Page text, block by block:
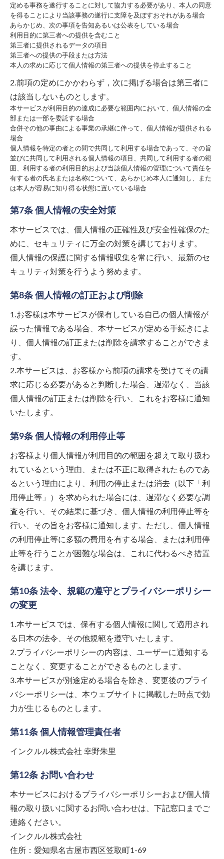
定める事務を遂行することに対して協力する必要があり、本人の同意
を得ることにより当該事務の遂行に支障を及ぼすおそれがある場合
あらかじめ、次の事項を告知あるいは公表をしている場合
利用目的に第三者への提供を含むこと
第三者に提供されるデータの項目
第三者への提供の手段または方法
本人の求めに応じて個人情報の第三者への提供を停止すること
2.前項の定めにかかわらず，次に掲げる場合は第三者に
は該当しないものとします。
本サービスが利用目的の達成に必要な範囲内において、個人情報の全
部または一部を委託する場合
合併その他の事由による事業の承継に伴って、個人情報が提供される
場合
個人情報を特定の者との間で共同して利用する場合であって、その旨
並びに共同して利用される個人情報の項目、共同して利用する者の範
囲、利用する者の利用目的および当該個人情報の管理について責任を
有する者の氏名または名称について、あらかじめ本人に通知し、また
は本人が容易に知り得る状態に置いている場合
第7条 個人情報の安全対策
本サービスでは、個人情報の正確性及び安全性確保のた
めに、セキュリティに万全の対策を講じております。
個人情報の保護に関する情報収集を常に行い、最新のセ
キュリティ対策を行うよう努めます。
第8条 個人情報の訂正および削除
1.お客様は本サービスが保有している自己の個人情報が
誤った情報である場合、本サービスが定める手続きによ
り、個人情報の訂正または削除を請求することができま
す。
2.本サービスは、お客様から前項の請求を受けてその請
求に応じる必要があると判断した場合、遅滞なく、当該
個人情報の訂正または削除を行い、これをお客様に通知
いたします。
第9条 個人情報の利用停止等
お客様より個人情報が利用目的の範囲を超えて取り扱わ
れているという理由、または不正に取得されたものであ
るという理由により、利用の停止または消去（以下「利
用停止等」）を求められた場合には、遅滞なく必要な調
査を行い、その結果に基づき、個人情報の利用停止等を
行い、その旨をお客様に通知します。ただし、個人情報
の利用停止等に多額の費用を有する場合、または利用停
止等を行うことが困難な場合は、これに代わるべき措置
を講じます。
第10条 法令、規範の遵守とプライバシーポリシー
の変更
1.本サービスでは、保有する個人情報に関して適用され
る日本の法令、その他規範を遵守いたします。
2.プライバシーポリシーの内容は、ユーザーに通知する
ことなく、変更することができるものとします。
3.本サービスが別途定める場合を除き、変更後のプライ
バシーポリシーは、本ウェブサイトに掲載した時点で効
力が生じるものとします。
第11条 個人情報管理責任者
インクルル株式会社 幸野朱里
第12条 お問い合わせ
本サービスにおけるプライバシーポリシーおよび個人情
報の取り扱いに関するお問い合わせは、下記窓口までご
連絡ください。
インクルル株式会社
住所：愛知県名古屋市西区笠取町1-69